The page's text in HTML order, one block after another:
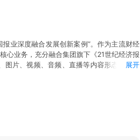
业深度融合发展创新案例”。作为主流财经
心业务，充分融合集团旗下《21世纪经济报
图片、视频、音频、直播等内容形态的全覆
场的起伏跌宕，让你洞悉各个趋势投资机
业发展的趋势分析，让你及时了解产业发
展开